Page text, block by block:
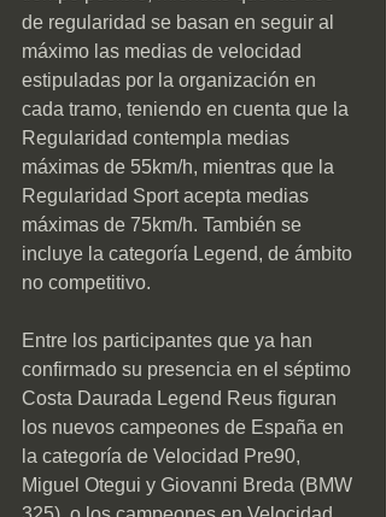
de regularidad se basan en seguir al
máximo las medias de velocidad
estipuladas por la organización en
cada tramo, teniendo en cuenta que la
Regularidad contempla medias
máximas de 55km/h, mientras que la
Regularidad Sport acepta medias
máximas de 75km/h. También se
incluye la categoría Legend, de ámbito
no competitivo.
Entre los participantes que ya han
confirmado su presencia en el séptimo
Costa Daurada Legend Reus figuran
los nuevos campeones de España en
la categoría de Velocidad Pre90,
Miguel Otegui y Giovanni Breda (BMW